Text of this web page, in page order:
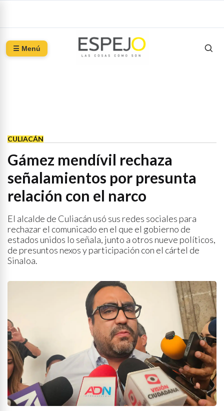
☰ Menú
CULIACÁN
Gámez mendívil rechaza
señalamientos por presunta
relación con el narco
El alcalde de Culiacán usó sus redes sociales para
rechazar el comunicado en el que el gobierno de
estados unidos lo señala, junto a otros nueve políticos,
de presuntos nexos y participación con el cártel de
Sinaloa.